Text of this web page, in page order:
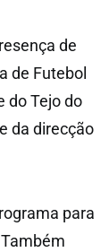
de
de Futebol
do Tejo do
da direcção
para